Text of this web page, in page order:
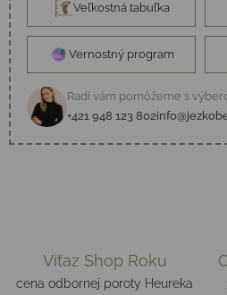
Veľkostná tabuľka
Vernostný program
Radi vám pomôžeme s
+421 948 123 802
Víťaz Shop Roku
cena odbornej poroty Heureka